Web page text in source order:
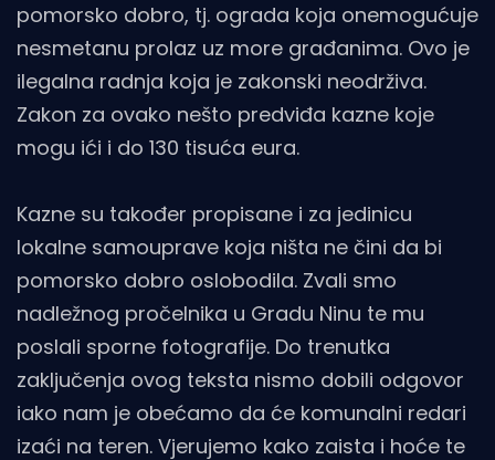
pomorsko dobro, tj. ograda koja onemogućuje
nesmetanu prolaz uz more građanima. Ovo je
ilegalna radnja koja je zakonski neodrživa.
Zakon za ovako nešto predviđa kazne koje
mogu ići i do 130 tisuća eura.
Kazne su također propisane i za jedinicu
lokalne samouprave koja ništa ne čini da bi
pomorsko dobro oslobodila. Zvali smo
nadležnog pročelnika u Gradu Ninu te mu
poslali sporne fotografije. Do trenutka
zaključenja ovog teksta nismo dobili odgovor
iako nam je obećamo da će komunalni redari
izaći na teren. Vjerujemo kako zaista i hoće te